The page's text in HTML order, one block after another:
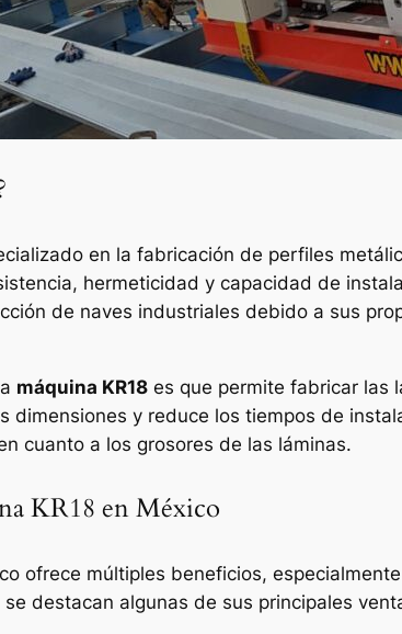
en la fabricación de perfiles
hermeticidad y capacidad de
de naves industriales debido a sus
máquina KR18 es que permite fabricar las
dimensiones y reduce los tiempos de
cuanto a los grosores de las láminas.
KR18 en México
ofrece múltiples beneficios,
destacan algunas de sus principales